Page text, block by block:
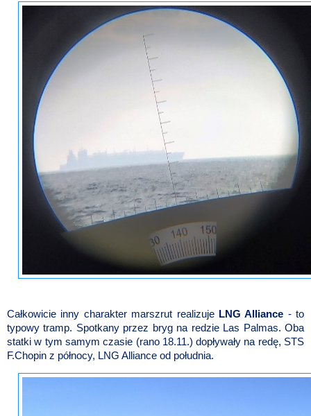
Całkowicie inny charakter marszrut realizuje LNG Alliance - to
typowy tramp. Spotkany przez bryg na redzie Las Palmas. Oba
statki w tym samym czasie (rano 18.11.) dopływały na redę, STS
F.Chopin z północy, LNG Alliance od południa.